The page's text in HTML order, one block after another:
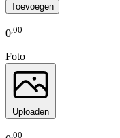
Toevoegen
0 00
Foto
Uploaden
,00